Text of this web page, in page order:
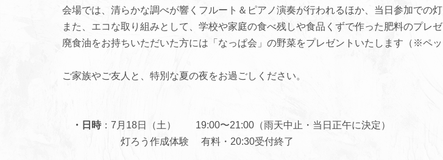
会場では、清らかな調べが響くフルート＆ピアノ演奏が行われるほか、当日参加での灯
また、エコな取り組みとして、学校や家庭の食べ残しや食品くずで作った肥料のプレ
廃食油をお持ちいただいた方には「なっぱ会」の野菜をプレゼントいたします（※ペッ
ご家族やご友人と、特別な夏の夜をお過ごしください。
・日時：7月18日（土） 19:00〜21:00（雨天中止・当日正午に決定）
灯ろう作成体験 有料・20:30受付終了